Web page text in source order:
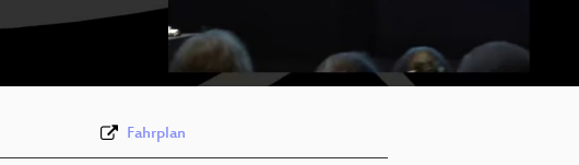
Fahrplan